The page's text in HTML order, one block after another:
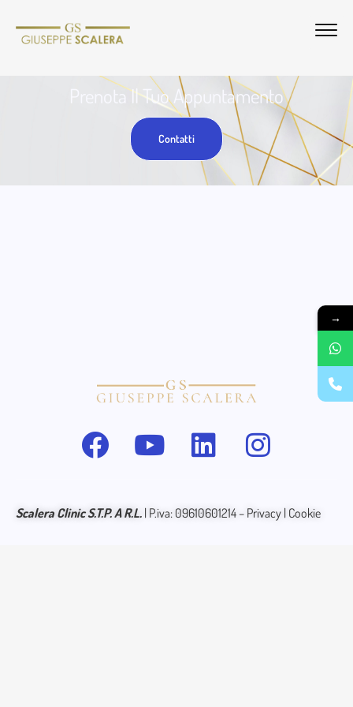
Prenota Il Tuo Appuntamento
Contatti
Scalera Clinic S.T.P. A R.L. | P.iva: 09610601214 – Privacy | Cookie
→